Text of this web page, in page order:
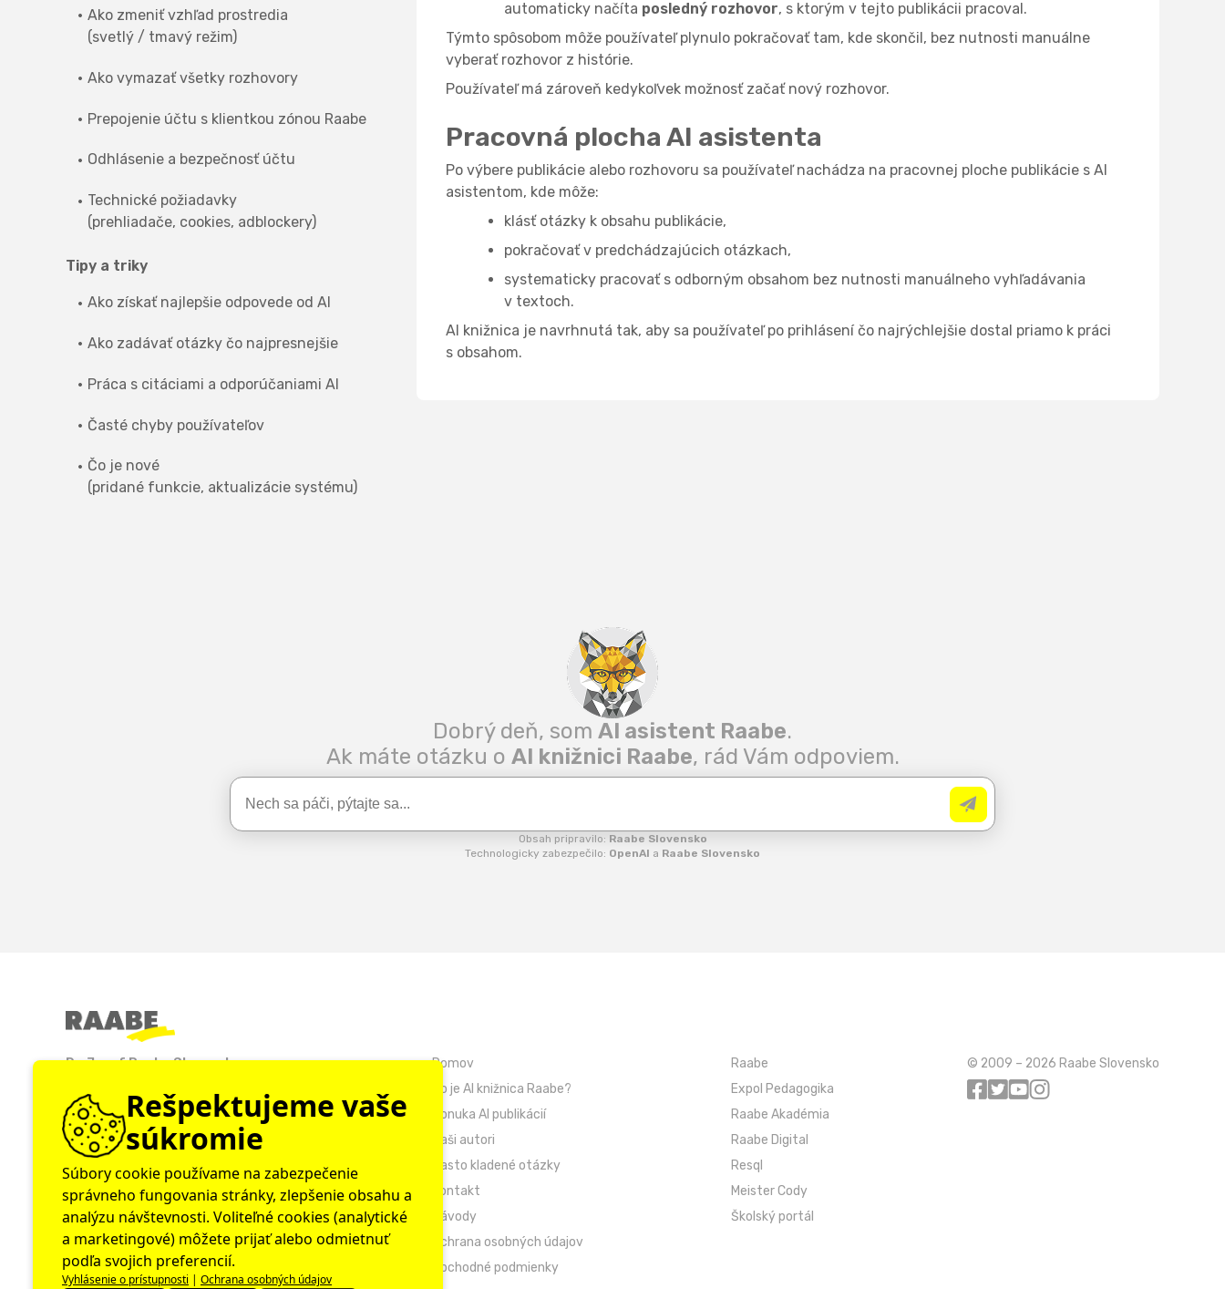
Ako zmeniť vzhľad prostredia
(svetlý / tmavý režim)
Ako vymazať všetky rozhovory
Prepojenie účtu s klientkou zónou Raabe
Odhlásenie a bezpečnosť účtu
Technické požiadavky
(prehliadače, cookies, adblockery)
Tipy a triky
Ako získať najlepšie odpovede od AI
Ako zadávať otázky čo najpresnejšie
Práca s citáciami a odporúčaniami AI
Časté chyby používateľov
Čo je nové
(pridané funkcie, aktualizácie systému)
automaticky načíta posledný rozhovor, s ktorým v tejto publikácii pracoval.
Týmto spôsobom môže používateľ plynulo pokračovať tam, kde skončil, bez nutnosti manuálne
vyberať rozhovor z histórie.
Používateľ má zároveň kedykoľvek možnosť začať nový rozhovor.
Pracovná plocha AI asistenta
Po výbere publikácie alebo rozhovoru sa používateľ nachádza na pracovnej ploche publikácie s AI
asistentom, kde môže:
klásť otázky k obsahu publikácie,
pokračovať v predchádzajúcich otázkach,
systematicky pracovať s odborným obsahom bez nutnosti manuálneho vyhľadávania
v textoch.
AI knižnica je navrhnutá tak, aby sa používateľ po prihlásení čo najrýchlejšie dostal priamo k práci
s obsahom.
Dobrý deň, som AI asistent Raabe.
Ak máte otázku o AI knižnici Raabe, rád Vám odpoviem.
Obsah pripravilo: Raabe Slovensko
Technologicky zabezpečilo: OpenAI a Raabe Slovensko
Dr. Josef Raabe Slovensko, s. r. o.
Heydukova 12 – 14
811 01 Bratislava
+421/2/32 66 18 50
abo@raabe.sk
www.raabe.sk
Domov
Čo je AI knižnica Raabe?
Ponuka AI publikácií
Naši autori
Často kladené otázky
Kontakt
Návody
Ochrana osobných údajov
Obchodné podmienky
Raabe
Expol Pedagogika
Raabe Akadémia
Raabe Digital
Resql
Meister Cody
Školský portál
© 2009 – 2026 Raabe Slovensko
Rešpektujeme vaše
súkromie
Súbory cookie používame na zabezpečenie
správneho fungovania stránky, zlepšenie obsahu a
analýzu návštevnosti. Voliteľné cookies (analytické
a marketingové) môžete prijať alebo odmietnuť
podľa svojich preferencií.
Vyhlásenie o prístupnosti | Ochrana osobných údajov